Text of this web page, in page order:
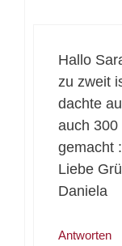
Hallo
zu zweit
dachte
auch 300
gemacht
Liebe
Daniela
Antworten